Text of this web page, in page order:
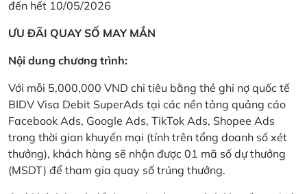
đến hết 10/05/2026
ƯU ĐÃI QUAY SỐ MAY MẮN
Nội dung chương trình:
Với mỗi 5,000,000 VND chi tiêu bằng thẻ ghi nợ quốc tế
BIDV Visa Debit SuperAds tại các nền tảng quảng cáo
Facebook Ads, Google Ads, TikTok Ads, Shopee Ads
trong thời gian khuyến mại (tính trên tổng doanh số xét
thưởng), khách hàng sẽ nhận được 01 mã số dự thưởng
(MSDT) để tham gia quay số trúng thưởng.